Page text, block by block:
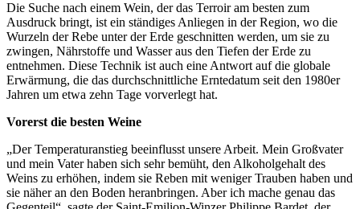
Die Suche nach einem Wein, der das Terroir am besten zum
Ausdruck bringt, ist ein ständiges Anliegen in der Region, wo die
Wurzeln der Rebe unter der Erde geschnitten werden, um sie zu
zwingen, Nährstoffe und Wasser aus den Tiefen der Erde zu
entnehmen. Diese Technik ist auch eine Antwort auf die globale
Erwärmung, die das durchschnittliche Erntedatum seit den 1980er
Jahren um etwa zehn Tage vorverlegt hat.
Vorerst die besten Weine
„Der Temperaturanstieg beeinflusst unsere Arbeit. Mein Großvater
und mein Vater haben sich sehr bemüht, den Alkoholgehalt des
Weins zu erhöhen, indem sie Reben mit weniger Trauben haben und
sie näher an den Boden heranbringen. Aber ich mache genau das